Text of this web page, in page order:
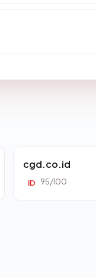
cgd.co.id
ID 95/100